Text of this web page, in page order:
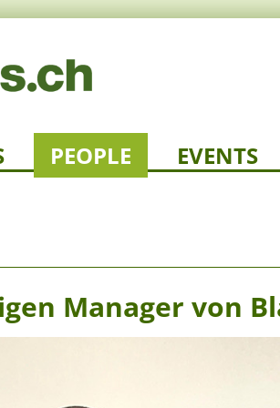
PEOPLE EVENTS
Manager von